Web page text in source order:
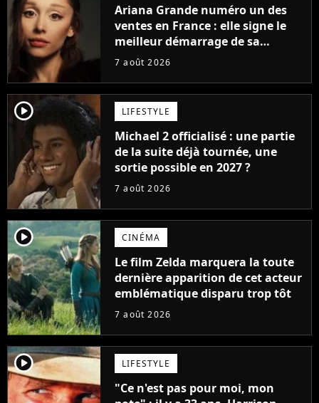
Ariana Grande numéro un des
ventes en France : elle signe le
meilleur démarrage de sa
carrière avec son album Petal
7 août 2026
player2 LIFESTYLE
Michael 2 officialisé : une partie
de la suite déjà tournée, une
sortie possible en 2027 ?
7 août 2026
player2 CINÉMA
Le film Zelda marquera la toute
dernière apparition de cet acteur
emblématique disparu trop tôt
7 août 2026
player2 LIFESTYLE
"Ce n'est pas pour moi, mon